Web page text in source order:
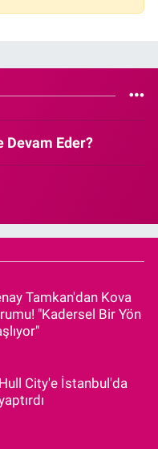
Devam Eder?
Tamkan'dan Kova
"Kadersel Bir Yön
City'e İstanbul'da